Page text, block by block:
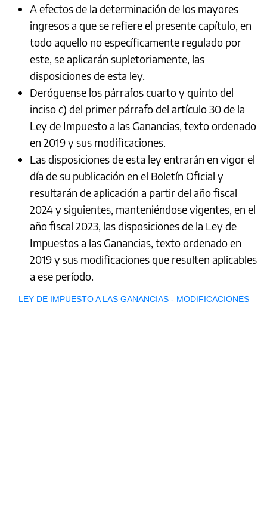
A efectos de la determinación de los mayores
ingresos a que se refiere el presente capítulo, en
todo aquello no específicamente regulado por
este, se aplicarán supletoriamente, las
disposiciones de esta ley.
Deróguense los párrafos cuarto y quinto del
inciso c) del primer párrafo del artículo 30 de la
Ley de Impuesto a las Ganancias, texto ordenado
en 2019 y sus modificaciones.
Las disposiciones de esta ley entrarán en vigor el
día de su publicación en el Boletín Oficial y
resultarán de aplicación a partir del año fiscal
2024 y siguientes, manteniéndose vigentes, en el
año fiscal 2023, las disposiciones de la Ley de
Impuestos a las Ganancias, texto ordenado en
2019 y sus modificaciones que resulten aplicables
a ese período.
LEY DE IMPUESTO A LAS GANANCIAS - MODIFICACIONES